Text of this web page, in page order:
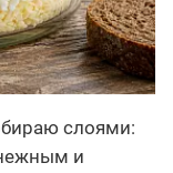
слоями:
и